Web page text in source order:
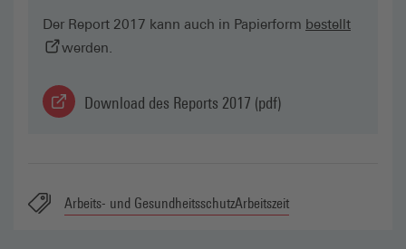
Der Report 2017 kann auch in Papierform bestellt
werden.
Download des Reports 2017 (pdf)
Arbeits- und GesundheitsschutzArbeitszeit